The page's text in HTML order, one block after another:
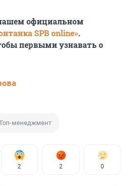
официальном
SPB online».
первыми узнавать о
менеджмент
2 2 0